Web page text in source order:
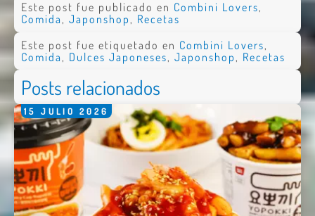
Este post fue publicado en Combini Lovers,
Comida, Japonshop, Recetas
Este post fue etiquetado en Combini Lovers,
Comida , Dulces Japoneses, Japonshop , Recetas
Posts relacionados
15 JULIO 2026